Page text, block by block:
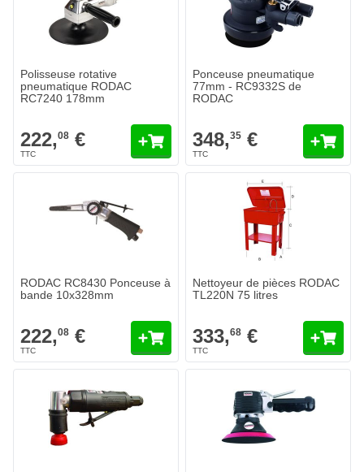
Polisseuse rotative
pneumatique RODAC
RC7240 178mm
222,08 €
Ponceuse pneumatique
77mm - RC9332S de
RODAC
348,35 €
RODAC RC8430 Ponceuse à
bande 10x328mm
222,08 €
Nettoyeur de pièces RODAC
TL220N 75 litres
333,68 €